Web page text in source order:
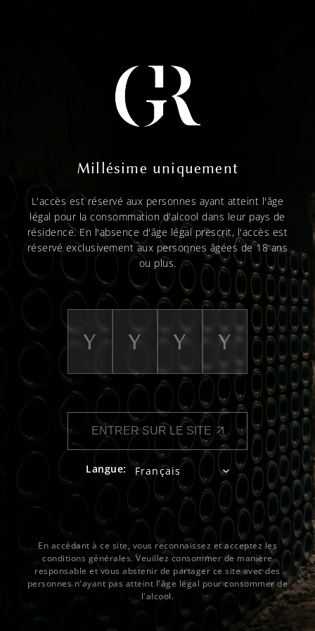
Millésime uniquement
L'accès est réservé aux personnes ayant atteint l'âge
légal pour la consommation d'alcool dans leur pays de
résidence. En l'absence d'âge légal prescrit, l'accès est
réservé exclusivement aux personnes âgées de 18 ans
ou plus.
ENTRER SUR LE SITE
Langue:
En accédant à ce site, vous reconnaissez et acceptez les
conditions générales. Veuillez consommer de manière
responsable et vous abstenir de partager ce site avec des
personnes n'ayant pas atteint l'âge légal pour consommer de
l'alcool.